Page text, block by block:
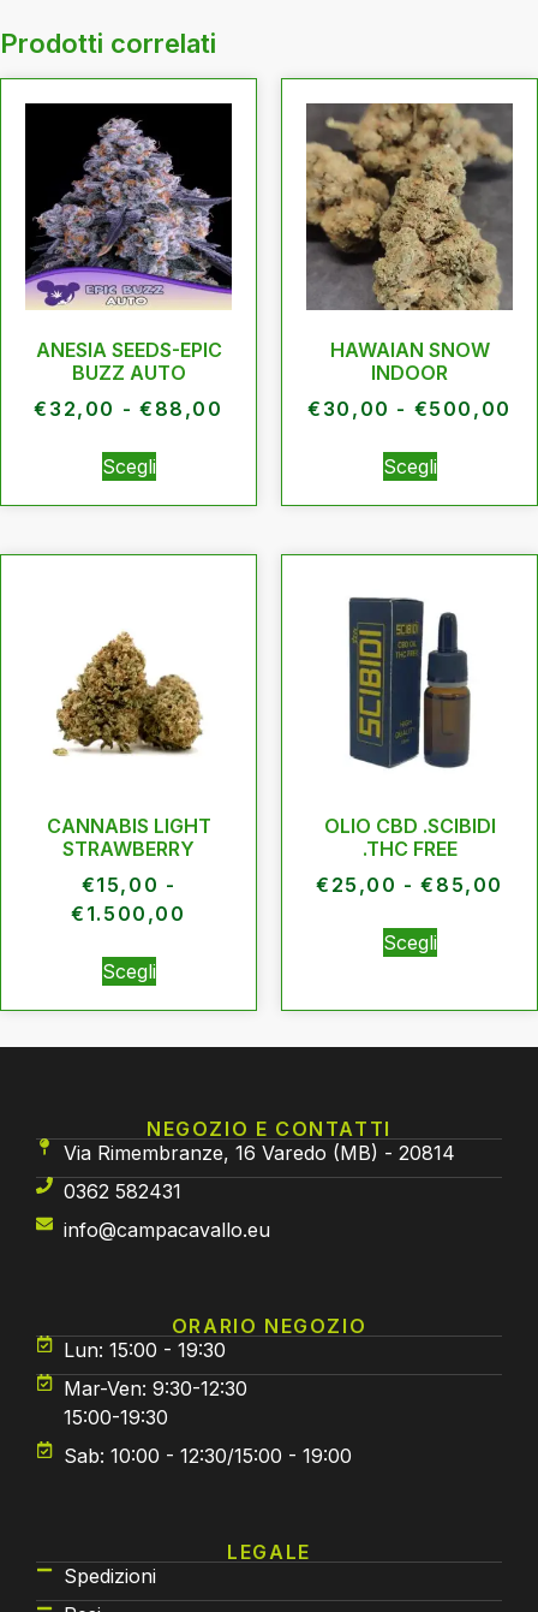
Prodotti correlati
ANESIA SEEDS-EPIC
BUZZ AUTO
€ 32,00 - € 88,00
Scegli
HAWAIAN SNOW
INDOOR
€ 30,00 - €500,00
Scegli
CANNABIS LIGHT
STRAWBERRY
€15,00 -
€ 1.500,00
Scegli
OLIO CBD .SCIBIDI
.THC FREE
€ 25,00 - € 85,00
Scegli
NEGOZIO E CONTATTI
Via Rimembranze, 16 Varedo (MB) - 20814
0362 582431
info@campacavallo.eu
ORARIO NEGOZIO
Lun: 15:00 - 19:30
Mar-Ven: 9:30-12:30
15:00-19:30
Sab: 10:00 - 12:30/15:00 - 19:00
LEGALE
Spedizioni